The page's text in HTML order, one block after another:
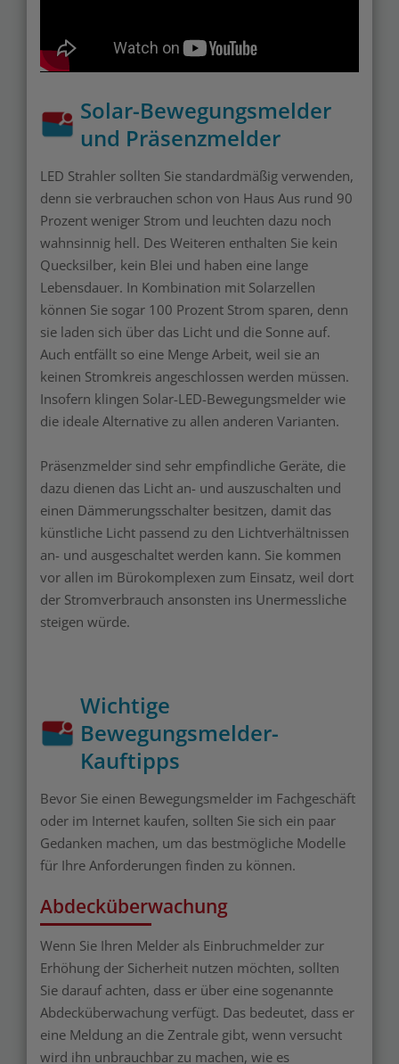
Solar-Bewegungsmelder
und Präsenzmelder
LED Strahler sollten Sie standardmäßig verwenden,
denn sie verbrauchen schon von Haus Aus rund 90
Prozent weniger Strom und leuchten dazu noch
wahnsinnig hell. Des Weiteren enthalten Sie kein
Quecksilber, kein Blei und haben eine lange
Lebensdauer. In Kombination mit Solarzellen
können Sie sogar 100 Prozent Strom sparen, denn
sie laden sich über das Licht und die Sonne auf.
Auch entfällt so eine Menge Arbeit, weil sie an
keinen Stromkreis angeschlossen werden müssen.
Insofern klingen Solar-LED-Bewegungsmelder wie
die ideale Alternative zu allen anderen Varianten.
Präsenzmelder sind sehr empfindliche Geräte, die
dazu dienen das Licht an- und auszuschalten und
einen Dämmerungsschalter besitzen, damit das
künstliche Licht passend zu den Lichtverhältnissen
an- und ausgeschaltet werden kann. Sie kommen
vor allen im Bürokomplexen zum Einsatz, weil dort
der Stromverbrauch ansonsten ins Unermessliche
steigen würde.
Wichtige
Bewegungsmelder-
Kauftipps
Bevor Sie einen Bewegungsmelder im Fachgeschäft
oder im Internet kaufen, sollten Sie sich ein paar
Gedanken machen, um das bestmögliche Modelle
für Ihre Anforderungen finden zu können.
Abdecküberwachung
Wenn Sie Ihren Melder als Einbruchmelder zur
Erhöhung der Sicherheit nutzen möchten, sollten
Sie darauf achten, dass er über eine sogenannte
Abdecküberwachung verfügt. Das bedeutet, dass er
eine Meldung an die Zentrale gibt, wenn versucht
wird ihn unbrauchbar zu machen, wie es